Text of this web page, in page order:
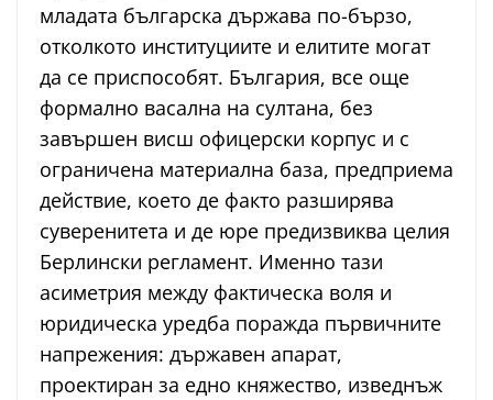
младата българска държава по-бързо,
отколкото институциите и елитите могат
да се приспособят. България, все още
формално васална на султана, без
завършен висш офицерски корпус и с
ограничена материална база, предприема
действие, което де факто разширява
суверенитета и де юре предизвиква целия
Берлински регламент. Именно тази
асиметрия между фактическа воля и
юридическа уредба поражда първичните
напрежения: държавен апарат,
проектиран за едно княжество, изведнъж